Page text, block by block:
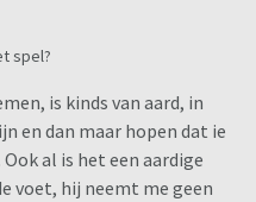
spel?
is kinds van aard, in
en dan maar hopen dat ie
al is het een aardige
voet, hij neemt me geen